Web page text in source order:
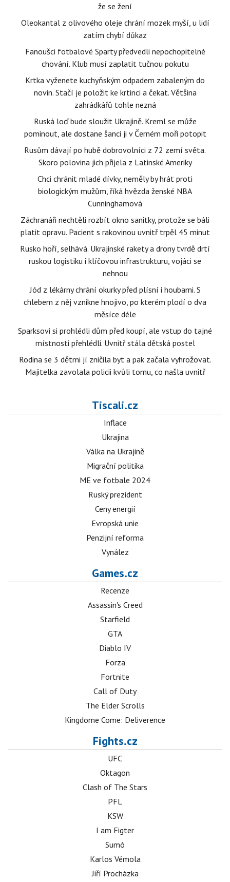
že se žení
Oleokantal z olivového oleje chrání mozek myší, u lidí
zatím chybí důkaz
Fanoušci fotbalové Sparty předvedli nepochopitelné
chování. Klub musí zaplatit tučnou pokutu
Krtka vyženete kuchyňským odpadem zabaleným do
novin. Stačí je položit ke krtinci a čekat. Většina
zahrádkářů tohle nezná
Ruská loď bude sloužit Ukrajině. Kreml se může
pominout, ale dostane šanci ji v Černém moři potopit
Rusům dávají po hubě dobrovolníci z 72 zemí světa.
Skoro polovina jich přijela z Latinské Ameriky
Chci chránit mladé dívky, neměly by hrát proti
biologickým mužům, říká hvězda ženské NBA
Cunninghamová
Záchranáři nechtěli rozbít okno sanitky, protože se báli
platit opravu. Pacient s rakovinou uvnitř trpěl 45 minut
Rusko hoří, selhává. Ukrajinské rakety a drony tvrdě drtí
ruskou logistiku i klíčovou infrastrukturu, vojáci se
nehnou
Jód z lékárny chrání okurky před plísní i houbami. S
chlebem z něj vznikne hnojivo, po kterém plodí o dva
měsíce déle
Sparksovi si prohlédli dům před koupí, ale vstup do tajné
místnosti přehlédli. Uvnitř stála dětská postel
Rodina se 3 dětmi jí zničila byt a pak začala vyhrožovat.
Majitelka zavolala policii kvůli tomu, co našla uvnitř
Tiscali.cz
Inflace
Ukrajina
Válka na Ukrajině
Migrační politika
ME ve fotbale 2024
Ruský prezident
Ceny energií
Evropská unie
Penzijní reforma
Vynález
Games.cz
Recenze
Assassin's Creed
Starfield
GTA
Diablo IV
Forza
Fortnite
Call of Duty
The Elder Scrolls
Kingdome Come: Deliverence
Fights.cz
UFC
Oktagon
Clash of The Stars
PFL
KSW
I am Figter
Sumó
Karlos Vémola
Jiří Procházka